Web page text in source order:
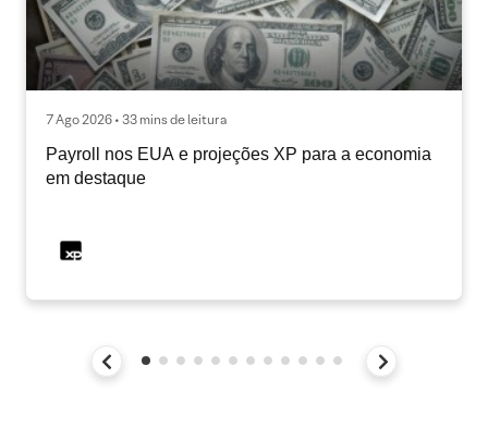
7 Ago 2026 • 33 mins de leitura
Payroll nos EUA e projeções XP para a economia
em destaque